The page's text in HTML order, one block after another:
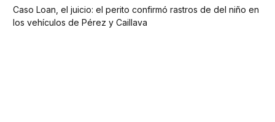
Caso Loan, el juicio: el perito confirmó rastros de del niño en
los vehículos de Pérez y Caillava